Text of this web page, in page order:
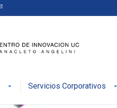
Servicios Corporativos